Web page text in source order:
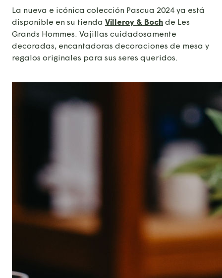
La nueva e icónica colección Pascua 2024 ya está
disponible en su tienda Villeroy & Boch de Les
Grands Hommes. Vajillas cuidadosamente
decoradas, encantadoras decoraciones de mesa y
regalos originales para sus seres queridos.